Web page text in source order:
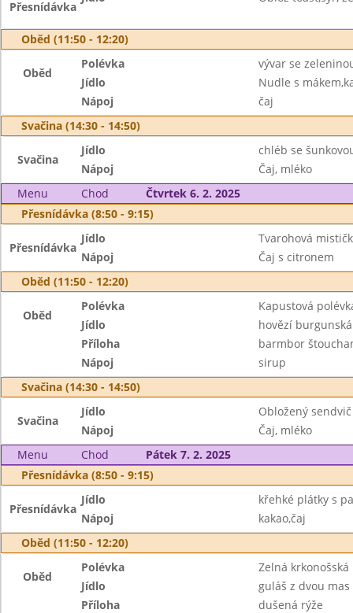
Přesnídávka
Oběd (11:50 - 12:20)
Oběd
Polévka
vývar se
Jídlo
Nudle s
Nápoj
čaj
Svačina (14:30 - 14:50)
Svačina
Jídlo
chléb se
Nápoj
Čaj, mléko
Menu
Chod
Čtvrtek 6. 2. 2025
Přesnídávka (8:50 - 9:15)
Přesnídávka
Jídlo
Tvarohová
Nápoj
Čaj s citronem
Oběd (11:50 - 12:20)
Oběd
Polévka
Kapustová
Jídlo
hovězí burgunská
Příloha
barmbor
Nápoj
sirup
Svačina (14:30 - 14:50)
Svačina
Jídlo
Obložený
Nápoj
Čaj, mléko
Menu
Chod
Pátek 7. 2. 2025
Přesnídávka (8:50 - 9:15)
Přesnídávka
Jídlo
křehké plátky s
Nápoj
kakao,čaj
Oběd (11:50 - 12:20)
Oběd
Polévka
Zelná krkonošská
Jídlo
guláš z dvou mas
Příloha
dušená rýže